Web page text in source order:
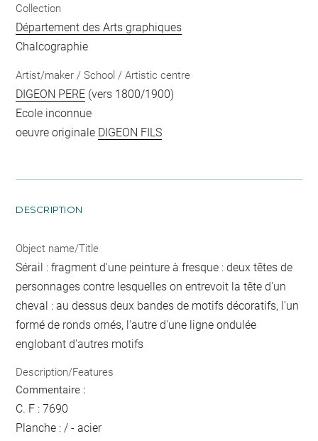
Collection
Département des Arts graphiques
Chalcographie
Artist/maker / School / Artistic centre
DIGEON PERE (vers 1800/1900)
Ecole inconnue
oeuvre originale DIGEON FILS
DESCRIPTION
Object name/Title
Sérail : fragment d'une peinture à fresque : deux têtes de
personnages contre lesquelles on entrevoit la tête d'un
cheval : au dessus deux bandes de motifs décoratifs, l'un
formé de ronds ornés, l'autre d'une ligne ondulée
englobant d'autres motifs
Description/Features
Commentaire :
C. F : 7690
Planche : / - acier